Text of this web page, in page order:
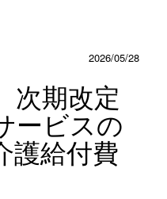
2026/05/28
次期改定
ービスの
給付費